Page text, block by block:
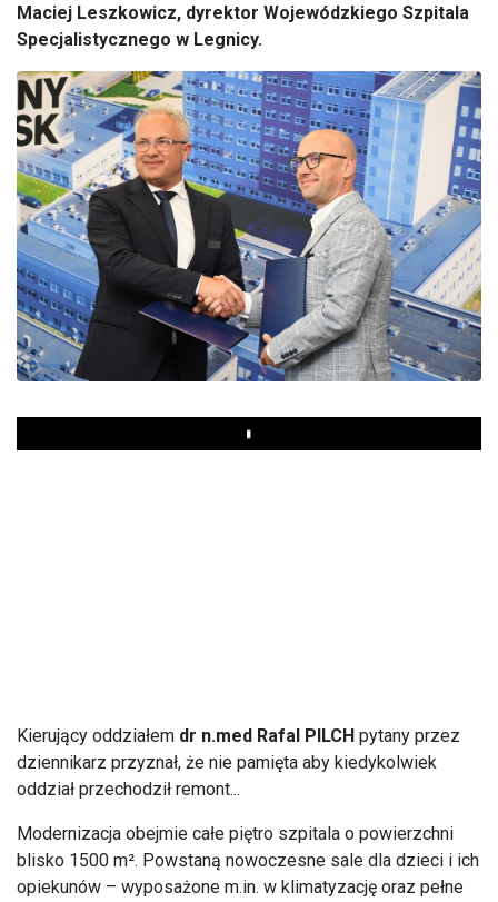
Maciej Leszkowicz, dyrektor Wojewódzkiego Szpitala
Specjalistycznego w Legnicy.
Play
Kierujący oddziałem dr n.med Rafal PILCH pytany przez
dziennikarz przyznał, że nie pamięta aby kiedykolwiek
oddział przechodził remont...
Modernizacja obejmie całe piętro szpitala o powierzchni
blisko 1500 m². Powstaną nowoczesne sale dla dzieci i ich
opiekunów – wyposażone m.in. w klimatyzację oraz pełne